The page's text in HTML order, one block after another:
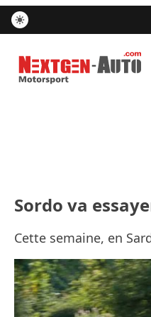
Nextgen-Auto.com
Sordo va
Cette semaine, en